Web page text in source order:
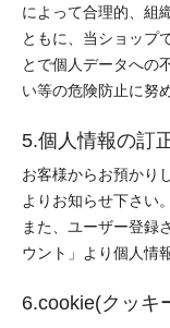
によって合理的、組
ともに、当ショップ
とで個人データへの
い等の危険防止に努
5.個人情報の訂
お客様からお預かり
よりお知らせ下さい。
また、ユーザー登録
ウント」より個人情
6.cookie(クッキ